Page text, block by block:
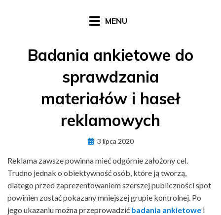
MENU
Badania ankietowe do
sprawdzania
materiałów i haseł
reklamowych
Posted
3 lipca 2020
Reklama zawsze powinna mieć odgórnie założony cel.
Trudno jednak o obiektywność osób, które ją tworzą,
dlatego przed zaprezentowaniem szerszej publiczności spot
powinien zostać pokazany mniejszej grupie kontrolnej. Po
jego ukazaniu można przeprowadzić badania ankietowe i